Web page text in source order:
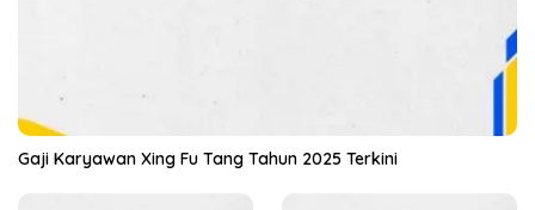
Gaji Karyawan Xing Fu Tang Tahun 2025 Terkini